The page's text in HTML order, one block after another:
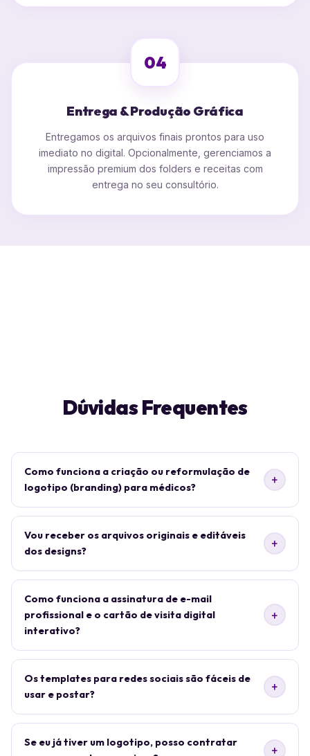
04
Entrega & Produção Gráfica
Entregamos os arquivos finais prontos para uso
imediato no digital. Opcionalmente, gerenciamos a
impressão premium dos folders e receitas com
entrega no seu consultório.
Dúvidas Frequentes
Como funciona a criação ou reformulação de
logotipo (branding) para médicos?
+
Vou receber os arquivos originais e editáveis
dos designs?
+
Como funciona a assinatura de e-mail
profissional e o cartão de visita digital
interativo?
+
Os templates para redes sociais são fáceis de
usar e postar?
+
Se eu já tiver um logotipo, posso contratar
+